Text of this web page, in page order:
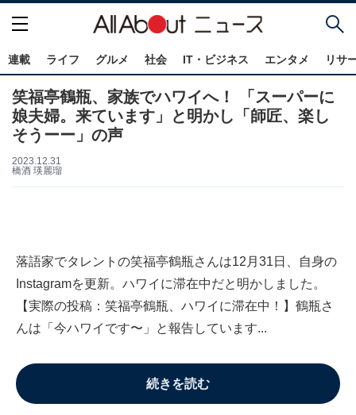
連載 ライフ グルメ 社会 IT・ビジネス エンタメ リサ
笑福亭鶴瓶、家族でハワイへ！ 「スーパーに
娘夫婦。来ています」と明かし「師匠、楽し
そうーー」の声
2023.12.31
橋酒 瑛麗瑠
落語家でタレントの笑福亭鶴瓶さんは12月31日、自身の
Instagramを更新。ハワイに滞在中だと明かしました。
【実際の投稿：笑福亭鶴瓶、ハワイに滞在中！】鶴瓶さ
んは「今ハワイです〜」と報告しています...
続きを読む